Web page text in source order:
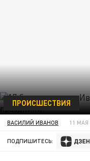
ПРОИСШЕСТВИЯ
ВАСИЛИЙ ИВАНОВ 11 МАЯ
ПОДПИШИТЕСЬ: